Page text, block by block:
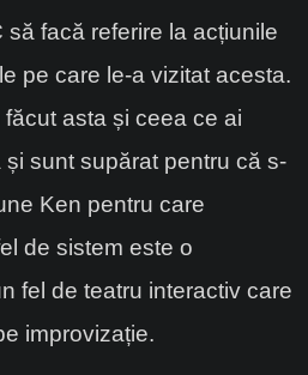
facă referire la acțiunile
pe care le-a vizitat acesta.
asta și ceea ce ai
sunt supărat pentru că s-
Ken pentru care
de sistem este o
fel de teatru interactiv care
improvizație.